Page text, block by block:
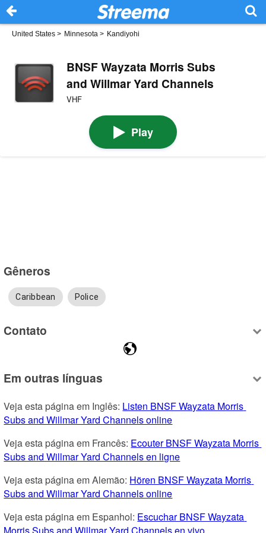
United States > Minnesota > Kandiyohi
BNSF Wayzata Morris Subs
and Willmar Yard Channels
VHF
Play
Gêneros
Caribbean Police
Contato
Em outras línguas
Veja esta página em Inglês: Listen BNSF Wayzata Morris
Subs and Willmar Yard Channels online
Veja esta página em Francês: Ecouter BNSF Wayzata Morris
Subs and Willmar Yard Channels en ligne
Veja esta página em Alemão: Hören BNSF Wayzata Morris
Subs and Willmar Yard Channels online
Veja esta página em Espanhol: Escuchar BNSF Wayzata
Morris Subs and Willmar Yard Channels en vivo